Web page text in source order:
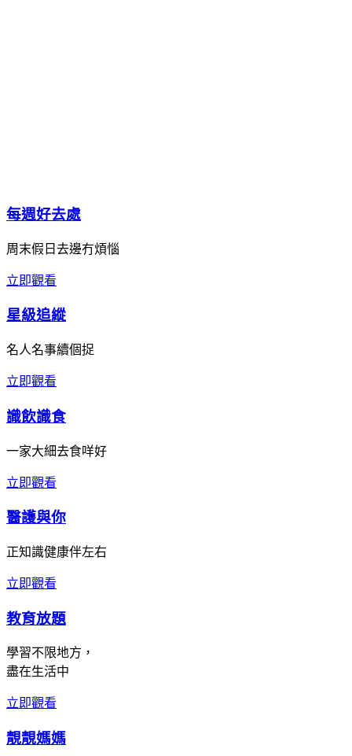
每週好去處
周末假日去邊冇煩惱
立即觀看
星級追縱
名人名事續個捉
立即觀看
識飲識食
一家大細去食咩好
立即觀看
醫護與你
正知識健康伴左右
立即觀看
教育放題
學習不限地方，
盡在生活中
立即觀看
靚靚媽媽